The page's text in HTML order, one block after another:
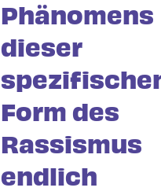
Phänomens
dieser
Form des
Rassismus
endlich